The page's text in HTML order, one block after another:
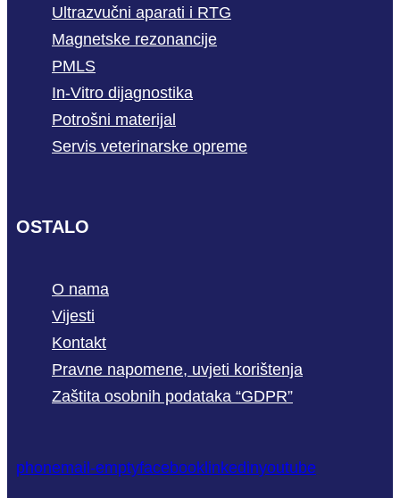
Ultrazvučni aparati i RTG
Magnetske rezonancije
PMLS
In-Vitro dijagnostika
Potrošni materijal
Servis veterinarske opreme
OSTALO
O nama
Vijesti
Kontakt
Pravne napomene, uvjeti korištenja
Zaštita osobnih podataka “GDPR”
phonemail-emptyfacebook linkedinyoutube